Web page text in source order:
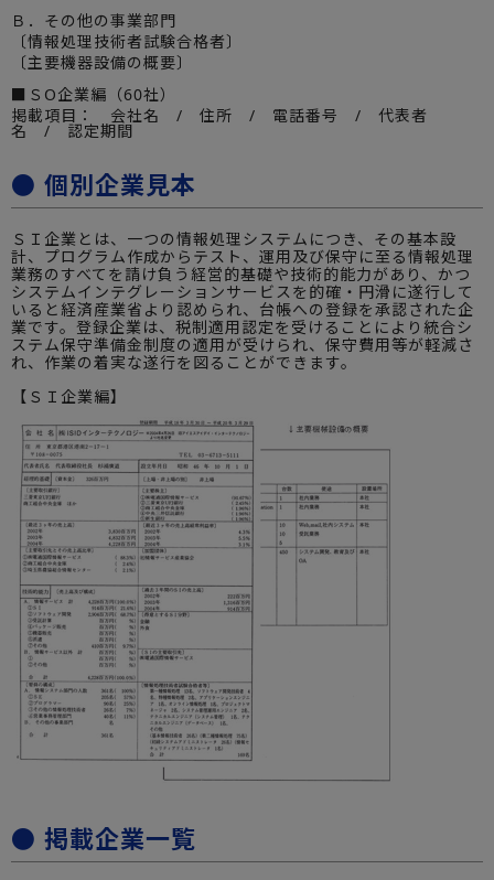
Ｂ．その他の事業部門
〔情報処理技術者試験合格者〕
〔主要機器設備の概要〕
■ＳO企業編（60社）
掲載項目： 会社名 / 住所 / 電話番号 / 代表者
名 / 認定期間
● 個別企業見本
ＳＩ企業とは、一つの情報処理システムにつき、その基本設
計、プログラム作成からテスト、運用及び保守に至る情報処理
業務のすべてを請け負う経営的基礎や技術的能力があり、かつ
システムインテグレーションサービスを的確・円滑に遂行して
いると経済産業省より認められ、台帳への登録を承認された企
業です。登録企業は、税制適用認定を受けることにより統合シ
ステム保守準備金制度の適用が受けられ、保守費用等が軽減さ
れ、作業の着実な遂行を図ることができます。
【ＳＩ企業編】
● 掲載企業一覧